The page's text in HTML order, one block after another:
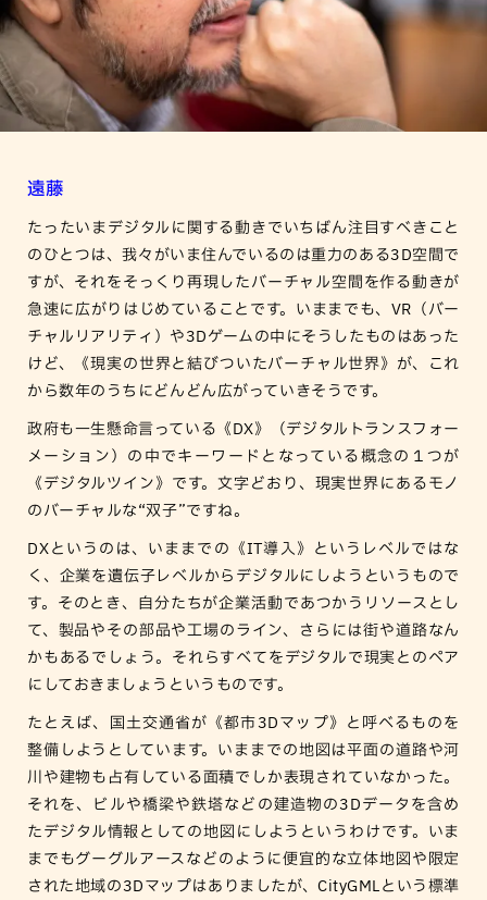
遠藤
たったいまデジタルに関する動きでいちばん注目すべきこと
のひとつは、我々がいま住んでいるのは重力のある3D空間で
すが、それをそっくり再現したバーチャル空間を作る動きが
急速に広がりはじめていることです。いままでも、VR（バー
チャルリアリティ）や3Dゲームの中にそうしたものはあった
けど、《現実の世界と結びついたバーチャル世界》が、これ
から数年のうちにどんどん広がっていきそうです。
政府も一生懸命言っている《DX》（デジタルトランスフォー
メーション）の中でキーワードとなっている概念の１つが
《デジタルツイン》です。文字どおり、現実世界にあるモノ
のバーチャルな“双子”ですね。
DXというのは、いままでの《IT導入》というレベルではな
く、企業を遺伝子レベルからデジタルにしようというもので
す。そのとき、自分たちが企業活動であつかうリソースとし
て、製品やその部品や工場のライン、さらには街や道路なん
かもあるでしょう。それらすべてをデジタルで現実とのペア
にしておきましょうというものです。
たとえば、国土交通省が《都市3Dマップ》と呼べるものを
整備しようとしています。いままでの地図は平面の道路や河
川や建物も占有している面積でしか表現されていなかった。
それを、ビルや橋梁や鉄塔などの建造物の3Dデータを含め
たデジタル情報としての地図にしようというわけです。いま
までもグーグルアースなどのように便宜的な立体地図や限定
された地域の3Dマップはありましたが、CityGMLという標準